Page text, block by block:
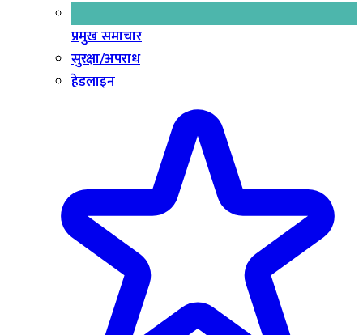
प्रमुख समाचार
सुरक्षा/अपराध
हेडलाइन